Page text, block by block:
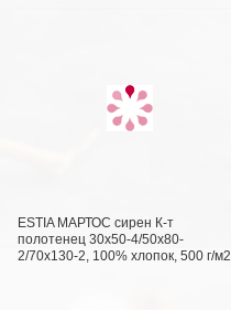
ESTIA МАРТОС сирен К-т
полотенец 30х50-4/50х80-
2/70х130-2, 100% хлопок, 500 г/м2